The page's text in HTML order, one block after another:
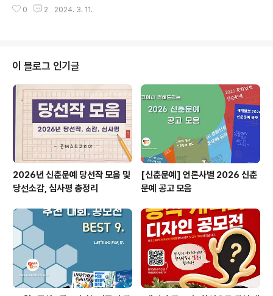
단 홈페이지(http://hobancf.or.kr..
로암시각장애인복지관은 시각장애인의 미술 문화 향유와
공고하오니, 많은 관심과 참여 부탁드립니다. ◎ 참가자격
∙ 추억도 챙기고 보람도 챙기자! 미술 대회에 함께 참가해보
고 싶은 가족 ∙ 내가 바로 갓생러..! 의미 있는 봉사활동과
스펙을 원하는 대학생 ∙ 미술 작품 만들기? 나의 능력을 보
여주겠어! 제야의 고수 ∙ 시각장애인의 문화 활동에 힘이 되
고 싶어요! 따뜻한 마음..
0 2 2024. 3. 11.
이 블로그 인기글
2026년 신춘문예 당선작 모음 및
당선소감, 심사평 총정리
[신춘문예] 언론사별 2026 신춘
문예 공고 모음